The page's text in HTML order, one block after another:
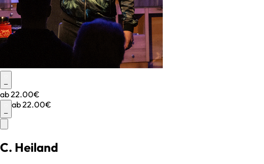
–
ab22.00€
–
ab22.00€
C. Heiland